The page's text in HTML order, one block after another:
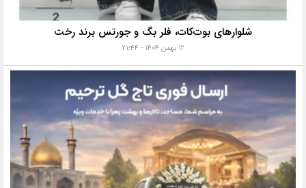
شلوارهای بوت‌کات، فلر بگ و جورتس برند رخت
۱۲ بهمن ۱۴۰۴ - ۲۱:۴۴